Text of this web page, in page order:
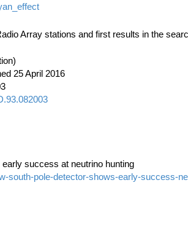
Array stations and first results in the
25 April 2016
success at neutrino hunting
south-pole-detector-shows-early-success-